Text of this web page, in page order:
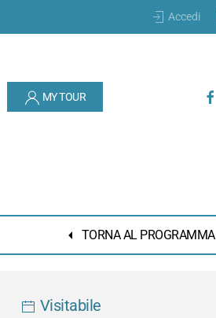
Accedi
MY TOUR
TORNA AL PROGRAMMA
Visitabile